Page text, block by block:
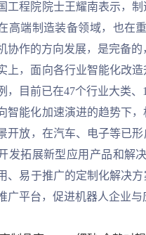
程院院士王耀南表示，制
高端制造装备领域，也在
协作的方向发展，是完备的
，面向各行业智能化改造
，目前已在47个行业大类、
能化加速演进的趋势下，
开放，在汽车、电子等已
发拓展新型应用产品和解
、易于推广的定制化解决
广平台，促进机器人企业与